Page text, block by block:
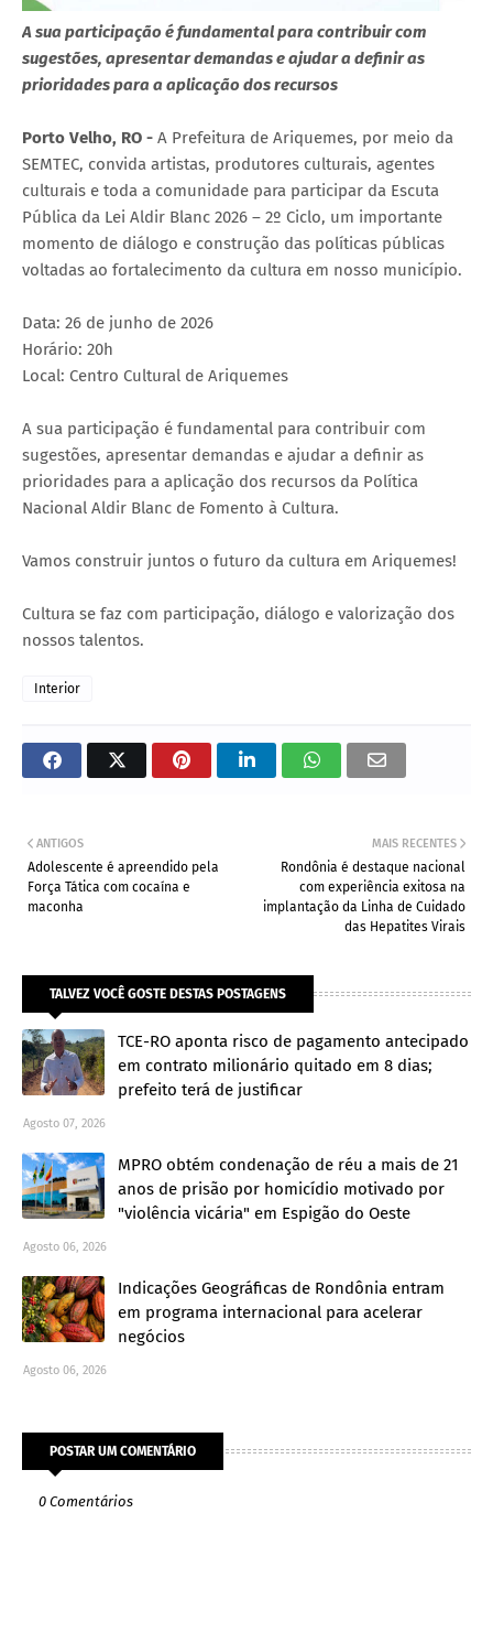
A sua participação é fundamental para contribuir com
sugestões, apresentar demandas e ajudar a definir as
prioridades para a aplicação dos recursos
Porto Velho, RO - A Prefeitura de Ariquemes, por meio da
SEMTEC, convida artistas, produtores culturais, agentes
culturais e toda a comunidade para participar da Escuta
Pública da Lei Aldir Blanc 2026 – 2º Ciclo, um importante
momento de diálogo e construção das políticas públicas
voltadas ao fortalecimento da cultura em nosso município.
Data: 26 de junho de 2026
Horário: 20h
Local: Centro Cultural de Ariquemes
A sua participação é fundamental para contribuir com
sugestões, apresentar demandas e ajudar a definir as
prioridades para a aplicação dos recursos da Política
Nacional Aldir Blanc de Fomento à Cultura.
Vamos construir juntos o futuro da cultura em Ariquemes!
Cultura se faz com participação, diálogo e valorização dos
nossos talentos.
Interior
MAIS RECENTES
Rondônia é destaque nacional
com experiência exitosa na
implantação da Linha de Cuidado
das Hepatites Virais
ANTIGOS
Adolescente é apreendido pela
Força Tática com cocaína e
maconha
TALVEZ VOCÊ GOSTE DESTAS POSTAGENS
TCE-RO aponta risco de pagamento antecipado
em contrato milionário quitado em 8 dias;
prefeito terá de justificar
Agosto 07, 2026
MPRO obtém condenação de réu a mais de 21
anos de prisão por homicídio motivado por
"violência vicária" em Espigão do Oeste
Agosto 06, 2026
Indicações Geográficas de Rondônia entram
em programa internacional para acelerar
negócios
Agosto 06, 2026
POSTAR UM COMENTÁRIO
0 Comentários